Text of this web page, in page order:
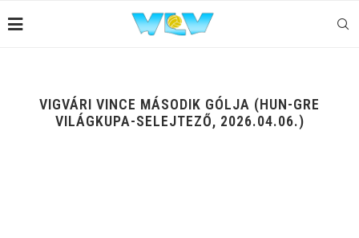
VIGVÁRI VINCE MÁSODIK GÓLJA (HUN-GRE
VILÁGKUPA-SELEJTEZŐ, 2026.04.06.)